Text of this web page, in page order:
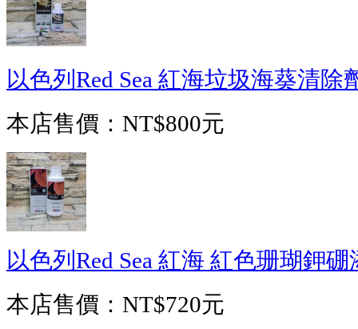
以色列Red Sea 紅海垃圾海葵清除
本店售價： NT$800元
以色列Red Sea 紅海 紅色珊瑚鉀
本店售價： NT$720元